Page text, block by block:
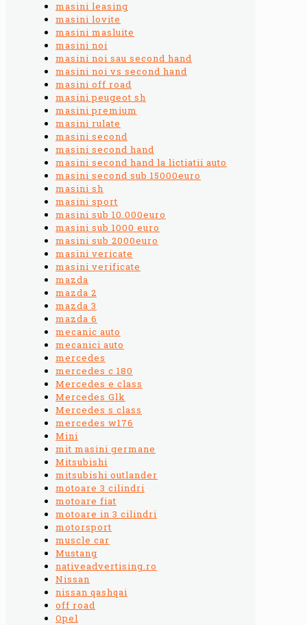
masini leasing
masini lovite
masini masluite
masini noi
masini noi sau second hand
masini noi vs second hand
masini off road
masini peugeot sh
masini premium
masini rulate
masini second
masini second hand
masini second hand la lictiatii auto
masini second sub 15000euro
masini sh
masini sport
masini sub 10.000euro
masini sub 1000 euro
masini sub 2000euro
masini vericate
masini verificate
mazda
mazda 2
mazda 3
mazda 6
mecanic auto
mecanici auto
mercedes
mercedes c 180
Mercedes e class
Mercedes Glk
Mercedes s class
mercedes w176
Mini
mit masini germane
Mitsubishi
mitsubishi outlander
motoare 3 cilindri
motoare fiat
motoare in 3 cilindri
motorsport
muscle car
Mustang
nativeadvertising.ro
Nissan
nissan qashqai
off road
Opel